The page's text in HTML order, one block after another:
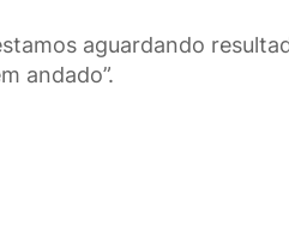
aguardando
andado”.